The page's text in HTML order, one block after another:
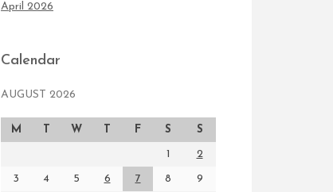
April 2026
Calendar
AUGUST 2026
M T W T F S S
1 2
3 4 5 6 7 8 9